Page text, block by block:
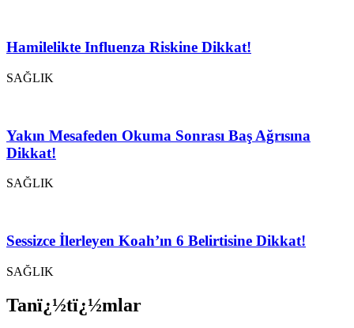
Hamilelikte Influenza Riskine Dikkat!
SAĞLIK
Yakın Mesafeden Okuma Sonrası Baş Ağrısına
Dikkat!
SAĞLIK
Sessizce İlerleyen Koah’ın 6 Belirtisine Dikkat!
SAĞLIK
Tanï¿½tï¿½mlar